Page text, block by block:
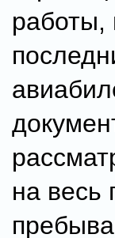
работы,
на весь